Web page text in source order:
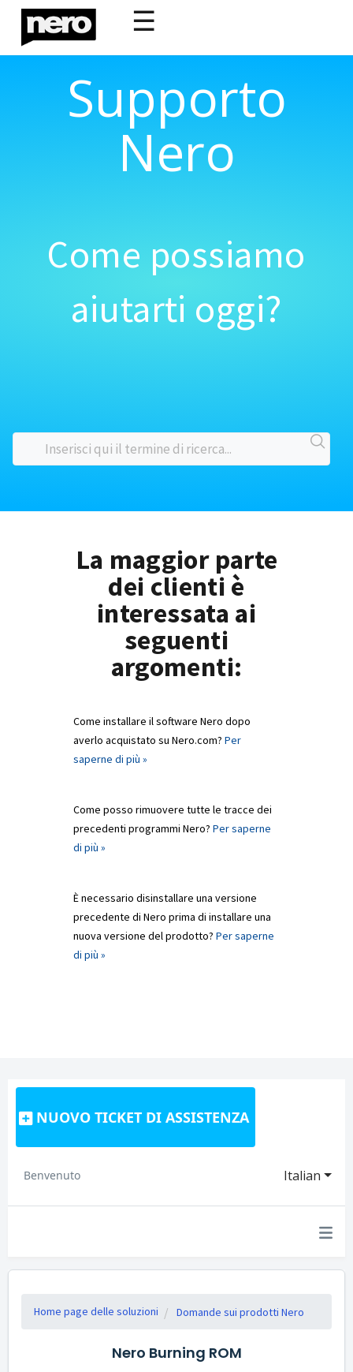
☰
Supporto
Nero
Come possiamo
aiutarti oggi?
La maggior parte
dei clienti è
interessata ai
seguenti
argomenti:
Come installare il software Nero dopo
averlo acquistato su Nero.com? Per
saperne di più »
Come posso rimuovere tutte le tracce dei
precedenti programmi Nero? Per saperne
di più »
È necessario disinstallare una versione
precedente di Nero prima di installare una
nuova versione del prodotto? Per saperne
di più »
NUOVO TICKET DI ASSISTENZA
Italian
Benvenuto
Home page delle soluzioni Domande sui prodotti Nero
Nero Burning ROM